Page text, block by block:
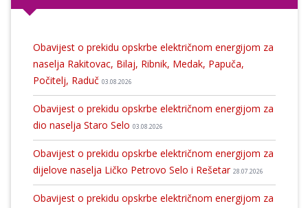
Obavijest o prekidu opskrbe električnom energijom za
naselja Rakitovac, Bilaj, Ribnik, Medak, Papuča,
Počitelj, Raduč 03.08.2026
Obavijest o prekidu opskrbe električnom energijom za
dio naselja Staro Selo 03.08.2026
Obavijest o prekidu opskrbe električnom energijom za
dijelove naselja Ličko Petrovo Selo i Rešetar 28.07.2026
Obavijest o prekidu opskrbe električnom energijom za